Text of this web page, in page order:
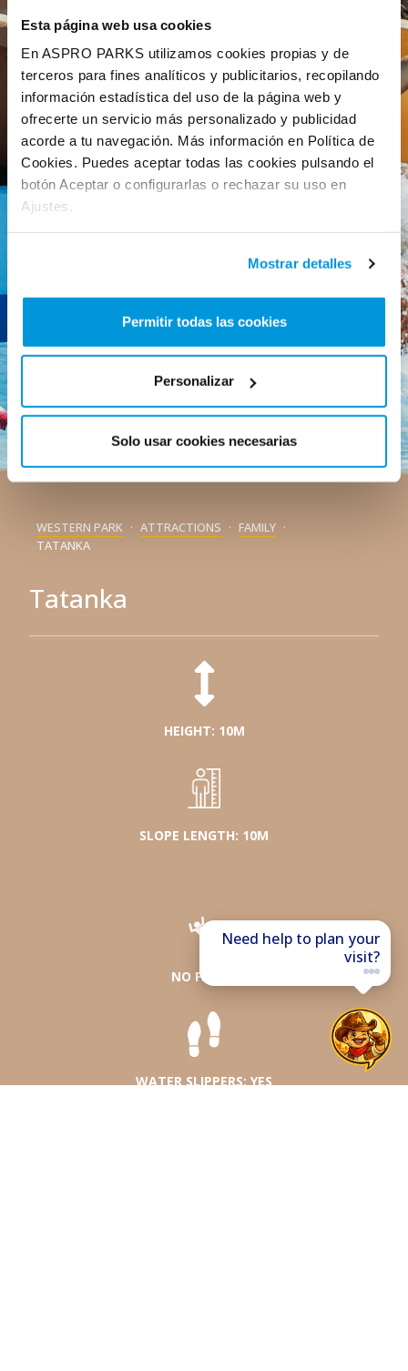
Esta página web usa cookies
En ASPRO PARKS utilizamos cookies propias y de
terceros para fines analíticos y publicitarios, recopilando
información estadística del uso de la página web y
ofrecerte un servicio más personalizado y publicidad
acorde a tu navegación. Más información en Política de
Cookies. Puedes aceptar todas las cookies pulsando el
botón Aceptar o configurarlas o rechazar su uso en
Ajustes.
Mostrar detalles
Permitir todas las cookies
Personalizar
Solo usar cookies necesarias
WESTERN PARK ATTRACTIONS
FAMILY
TATANKA
Tatanka
HEIGHT: 10M
SLOPE LENGTH: 10M
NO FLOAT
WATER SLIPPERS: YES
Need help to plan your
visit?